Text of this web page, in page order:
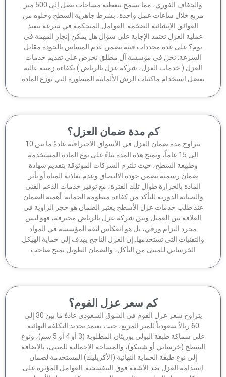
والجفاف الفوري، مما يسمح بتغطية مساحات تصل إلى 500 متر
خلال ساعات عمل واحدة، بشرط جاهزية السطح وخلوه من
العوائق الإنشائية الضخمة. العوامل المتحكمة في سرعة تنفيذ
العزل تعتمد الإجابة على سؤال هل يمكن إنجاز المهمة في
على عدة محددات فنية تضمن عدم المساس بالجودة مقابل
نحن في مؤسسة آل مطلق نحرص على تقديم خدمات
( خدمات العزل، شركة عزل بالرياض ) بكفاءة زمنية عالية
استخدام ماكينات الرش الألمانية المتطورة التي توزع المادة
كم مدة ضمان العزل؟
تتراوح مدة ضمان العزل في الأسواق الاحترافية عادةً ما بين 10
إلى 15 عاماً، وتمنح هذه المدة بناءً على نوع المادة المستخدمة
وطبيعة السطح، حيث تلتزم الشركات الموثوقة بتقديم شهادة
ضمان رسمية تضمن جودة الالتصاق وعدم نفاذية المياه أو تأثر
المادة بالحرارة طوال تلك الفترة، مع توفير خدمات الدعم الفني
الدورية للتأكد من كفاءة منظومة الحماية. أهمية الضمان
طلب خدمات عزل الأسطح يعتبر الضمان هو حجر الزاوية في
بين العميل وبين شركة عزل بالرياض محترفة، فهو ليس
مجرد التزام ورقي، بل هو انعكاس لثقة المؤسسة في المواد
التي تستخدمها. إن العزل الناجح يهدف إلى حماية الهيكل
الخرساني للمبنى من التآكل، والضمان الطويل يمنح صاحب
كم سعر عزل الفوم؟
يتراوح سعر عزل الفوم في السوق السعودي عادةً ما بين 30 إلى
60 ريالاً سعودياً للمتر المربع، حيث يعتمد تحديد التكلفة النهائية
على سماكة طبقة البولي يوريثان المطلوبة (3 أو 4 أو 5 سم)، ونوع
(خرساني أو شينكو)، والمساحة الإجمالية للمبنى، بالإضافة
إلى نوع طبقة الحماية النهائية (الأكريليك) المستخدمة لضمان
العزل ضد الأشعة فوق البنفسجية. العوامل المؤثرة على